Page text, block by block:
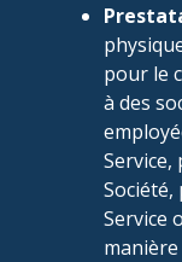
pour le
à des
Société,
Service